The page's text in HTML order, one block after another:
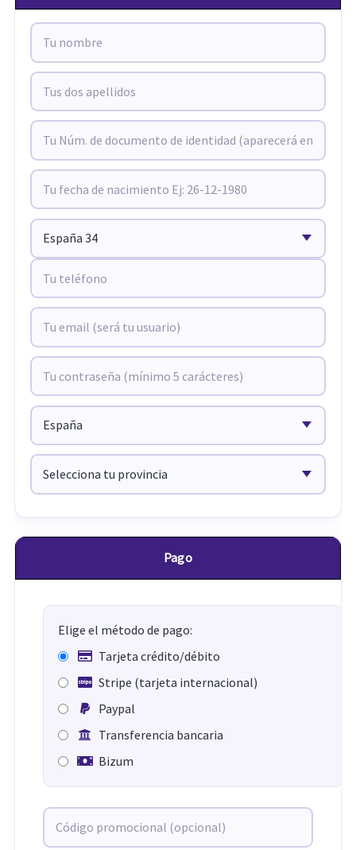
Pago
Elige el método de pago:
Tarjeta crédito/débito
Stripe (tarjeta internacional)
Paypal
Transferencia bancaria
Bizum